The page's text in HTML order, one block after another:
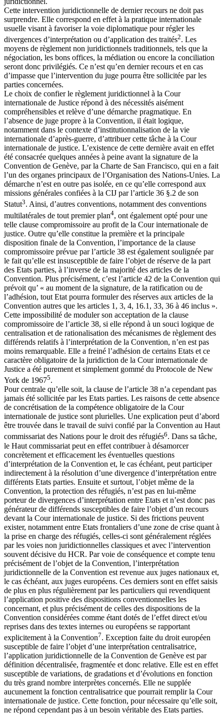
Cette intervention juridictionnelle de dernier recours ne doit pas
surprendre. Elle correspond en effet à la pratique internationale
usuelle visant à favoriser la voie diplomatique pour régler les
divergences d’interprétation ou d’application des traités2. Les
moyens de règlement non juridictionnels traditionnels, tels que la
négociation, les bons offices, la médiation ou encore la conciliation
seront donc privilégiés. Ce n’est qu’en dernier recours et en cas
d’impasse que l’intervention du juge pourra être sollicitée par les
parties concernées.
Le choix de confier le règlement juridictionnel à la Cour
internationale de Justice répond à des nécessités aisément
compréhensibles et relève d’une démarche pragmatique. En
l’absence de juge propre à la Convention, il était logique,
notamment dans le contexte d’institutionnalisation de la vie
internationale d’après-guerre, d’attribuer cette tâche à la Cour
internationale de justice. L’existence de cette dernière avait en effet
été consacrée quelques années à peine avant la signature de la
Convention de Genève, par la Charte de San Francisco, qui en a fait
l’un des organes principaux de l’Organisation des Nations-Unies. La
démarche n’est en outre pas isolée, en ce qu’elle correspond aux
missions générales confiées à la CIJ par l’article 36 §.2 de son
Statut3. Ainsi, d’autres conventions, notamment des conventions
multilatérales de tout premier plan4, ont également opté pour une
telle clause compromissoire au profit de la Cour internationale de
justice. Outre qu’elle constitue la première et la principale
disposition finale de la Convention, l’importance de la clause
compromissoire prévue par l’article 38 est également soulignée par
le fait qu’elle est insusceptible de faire l’objet de réserve de la part
des Etats parties, à l’inverse de la majorité des articles de la
Convention. Plus précisément, c’est l’article 42 de la Convention qui
prévoit qu’ « au moment de la signature, de la ratification ou de
l’adhésion, tout Etat pourra formuler des réserves aux articles de la
Convention autres que les articles 1, 3, 4, 16.1, 33, 36 à 46 inclus ».
Cette impossibilité de moduler son acceptation de la clause
compromissoire de l’article 38, si elle répond à un souci logique de
centralisation et de rationalisation des mécanismes de règlement des
différends relatifs à l’interprétation de la Convention, n’en est pas
moins remarquable. Elle a freiné l’adhésion de certains Etats et ce
caractère obligatoire de la juridiction de la Cour internationale de
Justice a été purement et simplement gommé du Protocole de New
York de 19675.
Pour centrale qu’elle soit, la clause de l’article 38 n’a cependant pas
jamais été sollicitée par les Etats parties. Les raisons de cette absence
de concrétisation de la compétence obligatoire de la Cour
internationale de justice sont plurielles. Une explication peut d’abord
être trouvée dans le travail de suivi confié par la Convention au Haut
commissariat des Nations pour le droit des réfugiés6. Dans sa tâche,
le Haut commissariat peut en effet contribuer à désamorcer
concrètement et efficacement les éventuelles questions
d’interprétation de la Convention et, le cas échéant, peut participer
indirectement à la résolution d’une divergence d’interprétation entre
différents Etats parties. Ensuite et surtout, l’objet même de la
Convention, la protection des réfugiés, n’est pas en lui-même
porteur de divergences d’interprétation entre Etats et n’est donc pas
générateur de différends susceptibles de faire l’objet d’un recours
devant la Cour internationale de justice. Si des frictions peuvent
exister, notamment entre Etats frontaliers d’une zone de crise quant à
la prise en charge des réfugiés, celles-ci sont généralement réglées
par les voies non juridictionnelles classiques et avec l’intervention
souvent décisive du HCR. Par voie de conséquence et compte tenu
précisément de l’objet de la Convention, l’interprétation
juridictionnelle de la Convention est revenue aux juges nationaux et,
le cas échéant, aux juges européens. Ces derniers sont en effet saisis
de plus en plus régulièrement par les particuliers qui revendiquent
l’application positive des dispositions conventionnelles les
concernant, et plus précisément de celles des dispositions de la
Convention considérées comme étant dotés de l’effet direct et/ou
reprises dans des textes internes ou européens se rapportant
explicitement à la Convention7. Exception faite du droit européen
susceptible de faire l’objet d’une interprétation centralisatrice,
l’application juridictionnelle de la Convention de Genève est par
définition décentralisée, fragmentée et donc relative. Elle est en effet
susceptible de variations, de gradations et d’évolutions en fonction
du très grand nombre interprètes concernés. Elle ne supplée
aucunement la fonction centralisatrice que pourrait remplir la Cour
internationale de justice. Cette fonction, pour nécessaire qu’elle soit,
ne répond cependant pas à un besoin véritable des Etats parties.